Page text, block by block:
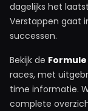
dagelijks het
Verstappen gaat
successen.
Bekijk de
races, met
time informatie.
complete